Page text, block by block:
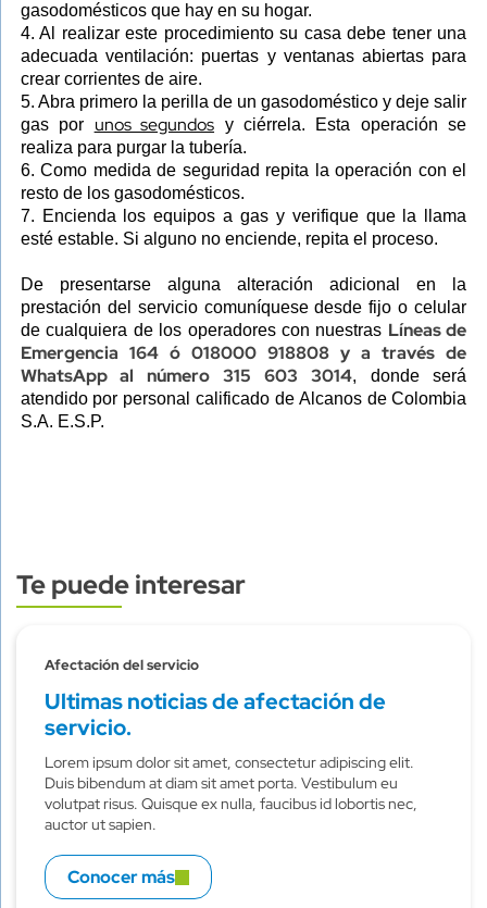
gasodomésticos que hay en su hogar.
4. Al realizar este procedimiento su casa debe tener una
adecuada ventilación: puertas y ventanas abiertas para
crear corrientes de aire.
5. Abra primero la perilla de un gasodoméstico y deje salir
gas por unos segundos y ciérrela. Esta operación se
realiza para purgar la tubería.
6. Como medida de seguridad repita la operación con el
resto de los gasodomésticos.
7. Encienda los equipos a gas y verifique que la llama
esté estable. Si alguno no enciende, repita el proceso.
De presentarse alguna alteración adicional en la
prestación del servicio comuníquese desde fijo o celular
de cualquiera de los operadores con nuestras Líneas de
Emergencia 164 ó 018000 918808 y a través de
WhatsApp al número 315 603 3014, donde será
atendido por personal calificado de Alcanos de Colombia
S.A. E.S.P.
Subtitulo
Te puede interesar
Afectación del servicio
Ultimas noticias de afectación de
servicio.
Lorem ipsum dolor sit amet, consectetur adipiscing elit.
Duis bibendum at diam sit amet porta. Vestibulum eu
volutpat risus. Quisque ex nulla, faucibus id lobortis nec,
auctor ut sapien.
Conocer más